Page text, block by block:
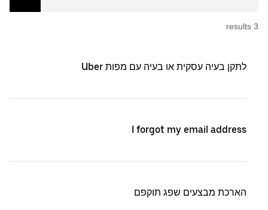
3
s
לתקן בעיה עסקית או בעיה עם מפות Uber
I forgot my email address
הארכת מבצעים שפג תוקפם